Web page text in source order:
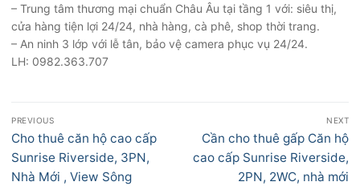
– Trung tâm thương mại chuẩn Châu Âu tại tầng 1 với: siêu thị,
cửa hàng tiện lợi 24/24, nhà hàng, cà phê, shop thời trang.
– An ninh 3 lớp với lễ tân, bảo vệ camera phục vụ 24/24.
LH: 0982.363.707
Điều
hướng
bài
viết
PREVIOUS
Previous
post:
Cho thuê căn hộ cao cấp
Sunrise Riverside, 3PN,
Nhà Mới , View Sông
NEXT
Next
post:
Cần cho thuê gấp Căn hộ
cao cấp Sunrise Riverside,
2PN, 2WC, nhà mới